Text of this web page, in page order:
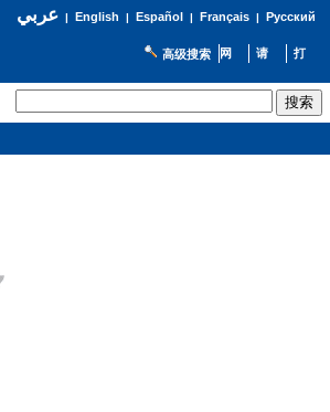
عربي| English | Español | Français| Русский
高级搜索